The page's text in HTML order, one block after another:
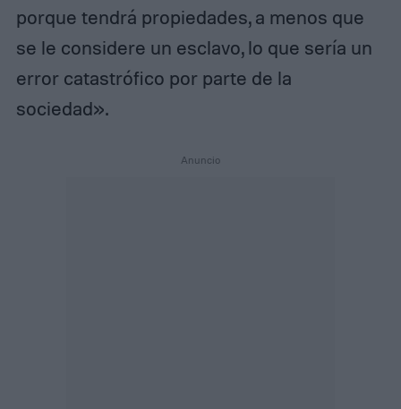
porque tendrá propiedades, a menos que
se le considere un esclavo, lo que sería un
error catastrófico por parte de la
sociedad».